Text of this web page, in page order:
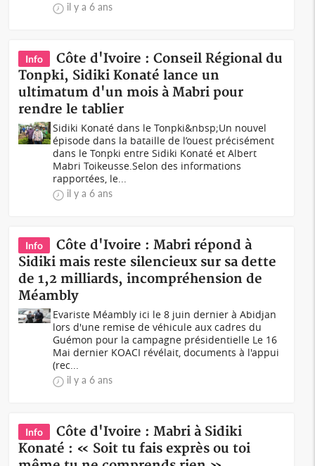
il y a 6 ans
Info
Côte d'Ivoire : Conseil Régional du
Tonpki, Sidiki Konaté lance un
ultimatum d'un mois à Mabri pour
rendre le tablier
Sidiki Konaté dans le Tonpki&nbsp;Un nouvel
épisode dans la bataille de l’ouest précisément
dans le Tonpki entre Sidiki Konaté et Albert
Mabri Toikeusse.Selon des informations
rapportées, le...
il y a 6 ans
Info
Côte d'Ivoire : Mabri répond à
Sidiki mais reste silencieux sur sa dette
de 1,2 milliards, incompréhension de
Méambly
Evariste Méambly ici le 8 juin dernier à Abidjan
lors d'une remise de véhicule aux cadres du
Guémon pour la campagne présidentielle Le 16
Mai dernier KOACI révélait, documents à l'appui
(rec...
il y a 6 ans
Info
Côte d'Ivoire : Mabri à Sidiki
Konaté : « Soit tu fais exprès ou toi